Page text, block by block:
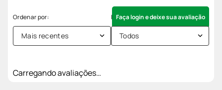
Faça login e deixe sua avaliação
Mais recentes Todos
Carregando avaliações…